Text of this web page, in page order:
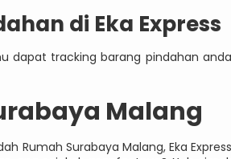
di Eka Express
dapat tracking barang pindahan anda
Malang
Rumah Surabaya Malang, Eka Express